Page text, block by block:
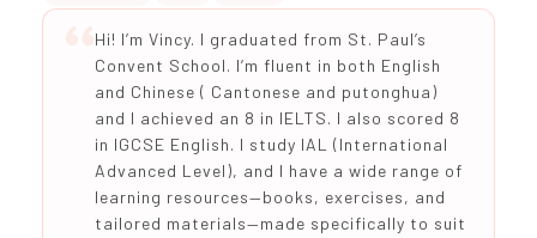
Hi! I’m Vincy. I graduated from St. Paul’s
Convent School. I’m fluent in both English
and Chinese ( Cantonese and putonghua)
and I achieved an 8 in IELTS. I also scored 8
in IGCSE English. I study IAL (International
Advanced Level), and I have a wide range of
learning resources—books, exercises, and
tailored materials—made specifically to suit